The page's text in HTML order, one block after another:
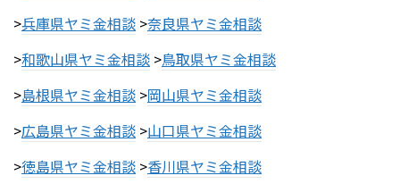
>兵庫県ヤミ金相談 >奈良県ヤミ金相談
>和歌山県ヤミ金相談 >鳥取県ヤミ金相談
>島根県ヤミ金相談 >岡山県ヤミ金相談
>広島県ヤミ金相談 >山口県ヤミ金相談
>徳島県ヤミ金相談 >香川県ヤミ金相談